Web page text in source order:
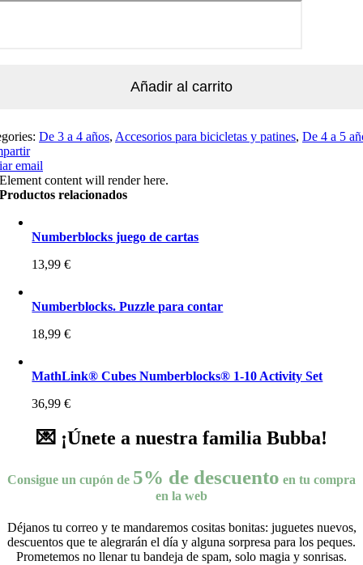
Añadir al carrito
De 3 a 4 años, Accesorios para bicicletas y patines, De 4 a 5
email
Element content will render here.
Productos relacionados
Numberblocks juego de cartas
13,99€
Numberblocks. Puzzle para contar
18,99€
MathLink® Cubes Numberblocks® 1-10 Activity Set
36,99€
💌 ¡Únete a nuestra familia Bubba!
Consigue un cupón de 5% de descuento en tu compra
en la web
Déjanos tu correo y te mandaremos cositas bonitas: juguetes nuevos,
descuentos que te alegrarán el día y alguna sorpresa para los peques.
Prometemos no llenar tu bandeja de spam, solo magia y sonrisas.